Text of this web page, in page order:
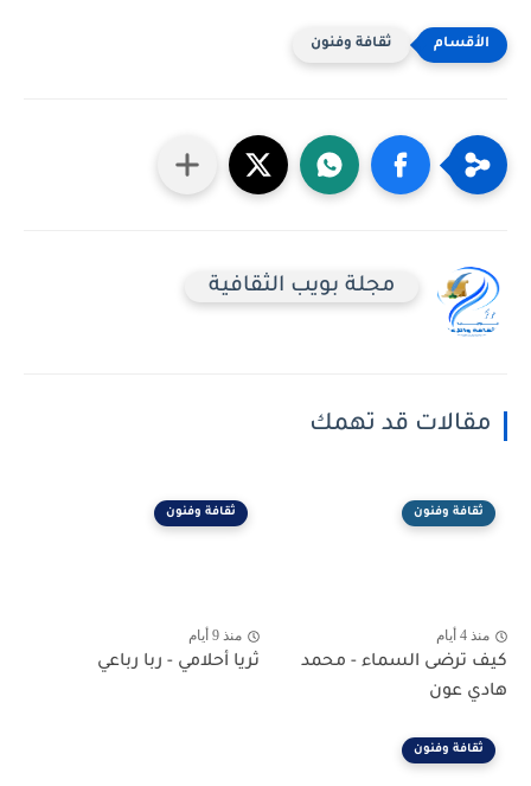
ثقافة وفنون
مجلة بويب الثقافية
مقالات قد تهمك
ثقافة وفنون
منذ 4 أيام
كيف ترضى السماء - محمد
هادي عون
ثقافة وفنون
منذ 9 أيام
ثريا أحلامي - ربا رباعي
ثقافة وفنون